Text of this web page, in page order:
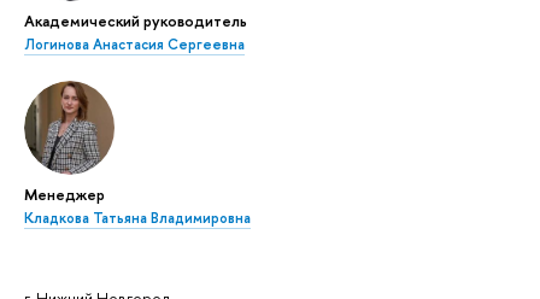
Академический руководитель
Логинова Анастасия Сергеевна
Менеджер
Кладкова Татьяна Владимировна